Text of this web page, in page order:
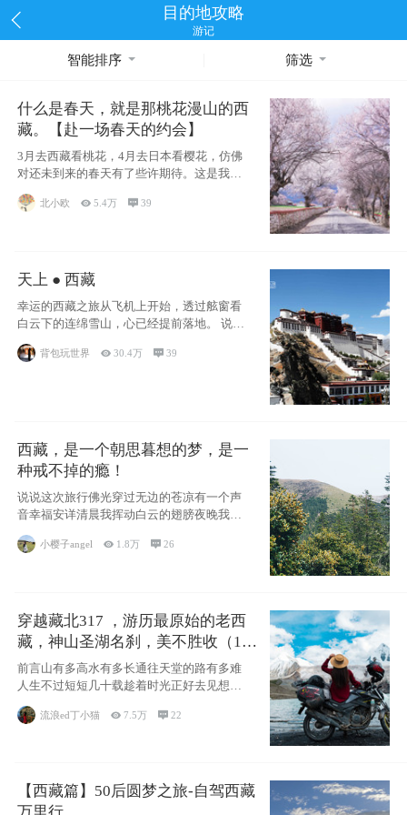
目的地攻略
游记
智能排序 筛选
什么是春天，就是那桃花漫山的西
藏。【赴一场春天的约会】
3月去西藏看桃花，4月去日本看樱花，仿佛
对还未到来的春天有了些许期待。这是我去
西藏前在备忘录里写下的话
北小欧  5.4万  39
天上 ● 西藏
幸运的西藏之旅从飞机上开始，透过舷窗看
白云下的连绵雪山，心已经提前落地。 说此
背包玩世界  30.4万  39
西藏，是一个朝思暮想的梦，是一
种戒不掉的瘾！
说说这次旅行佛光穿过无边的苍凉有一个声
音幸福安详清晨我挥动白云的翅膀夜晚我匍
匐在你的
小樱子angel  1.8万 26
穿越藏北317 ，游历最原始的老西
藏，神山圣湖名刹，美不胜收（11
天详细自驾攻略）
前言山有多高水有多长通往天堂的路有多难
人生不过短短几十载趁着时光正好去见想见
流浪ed丁小猫 7.5万 22
【西藏篇】50后圆梦之旅-自驾西藏